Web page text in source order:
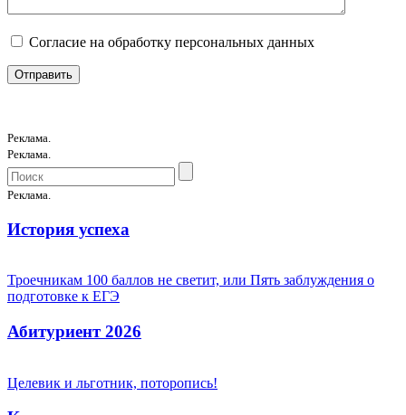
Согласие на обработку персональных данных
Реклама.
Реклама.
Реклама.
История успеха
Троечникам 100 баллов не светит, или Пять заблуждения о
подготовке к ЕГЭ
Абитуриент 2026
Целевик и льготник, поторопись!